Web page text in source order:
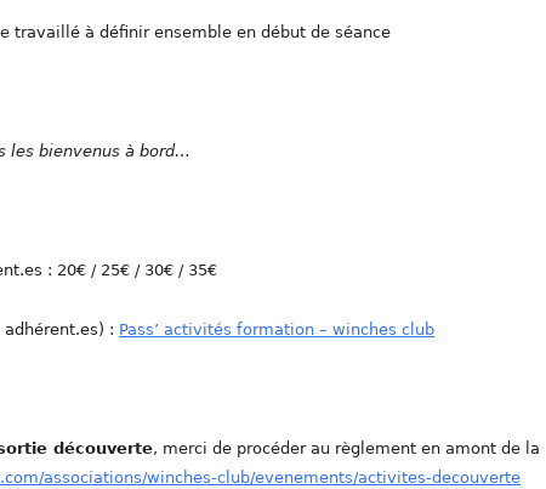
travaillé à définir ensemble en début de séance
les bienvenus à bord…
: 20€ / 25€ / 30€ / 35€
adhérent.es) : Pass’ activités formation – winches club
découverte, merci de procéder au règlement en amont de la
associations/winches-club/evenements/activites-decouverte